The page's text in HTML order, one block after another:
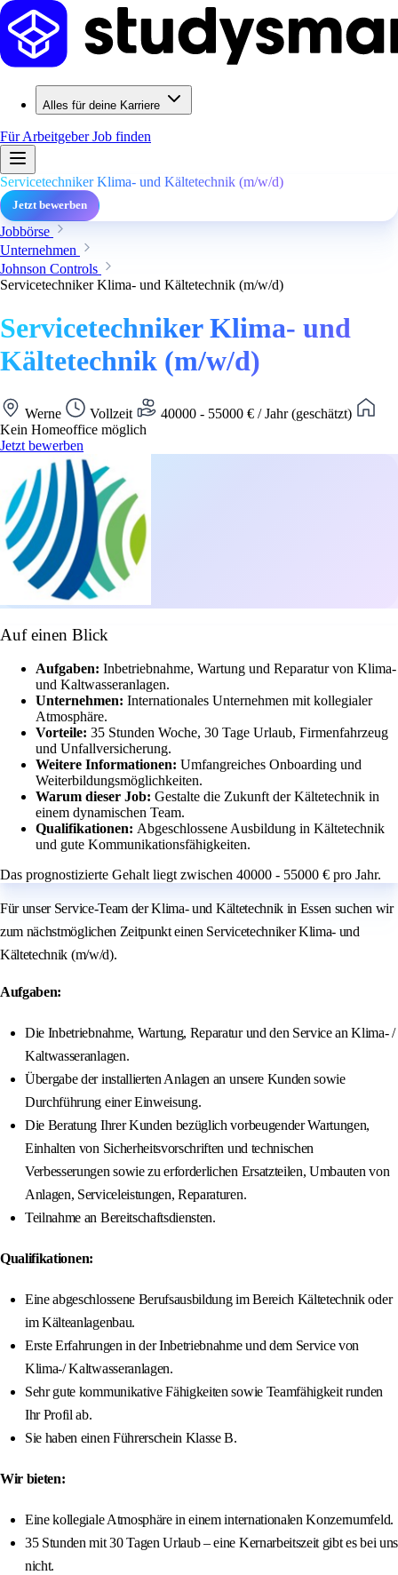
Alles für deine Karriere
Für ArbeitgeberJob finden
Servicetechniker Klima- und Kältetechnik (m/w/d)
Jetzt bewerben
Jobbörse
Unternehmen
Johnson Controls
Servicetechniker Klima- und Kältetechnik (m/w/d)
Servicetechniker Klima- und
Kältetechnik (m/w/d)
Werne Vollzeit
40000 - 55000 € / Jahr (geschätzt)
Kein Homeoffice möglich
Jetzt bewerben
Auf einen Blick
Aufgaben: Inbetriebnahme, Wartung und Reparatur von Klima-
und Kaltwasseranlagen.
Unternehmen: Internationales Unternehmen mit kollegialer
Atmosphäre.
Vorteile: 35 Stunden Woche, 30 Tage Urlaub, Firmenfahrzeug
und Unfallversicherung.
Weitere Informationen: Umfangreiches Onboarding und
Weiterbildungsmöglichkeiten.
Warum dieser Job: Gestalte die Zukunft der Kältetechnik in
einem dynamischen Team.
Qualifikationen: Abgeschlossene Ausbildung in Kältetechnik
und gute Kommunikationsfähigkeiten.
Das prognostizierte Gehalt liegt zwischen 40000 - 55000 € pro Jahr.
Für unser Service-Team der Klima- und Kältetechnik in Essen suchen wir
zum nächstmöglichen Zeitpunkt einen Servicetechniker Klima- und
Kältetechnik (m/w/d).
Aufgaben:
Die Inbetriebnahme, Wartung, Reparatur und den Service an Klima- /
Kaltwasseranlagen.
Übergabe der installierten Anlagen an unsere Kunden sowie
Durchführung einer Einweisung.
Die Beratung Ihrer Kunden bezüglich vorbeugender Wartungen,
Einhalten von Sicherheitsvorschriften und technischen
Verbesserungen sowie zu erforderlichen Ersatzteilen, Umbauten von
Anlagen, Serviceleistungen, Reparaturen.
Teilnahme an Bereitschaftsdiensten.
Qualifikationen:
Eine abgeschlossene Berufsausbildung im Bereich Kältetechnik oder
im Kälteanlagenbau.
Erste Erfahrungen in der Inbetriebnahme und dem Service von
Klima-/ Kaltwasseranlagen.
Sehr gute kommunikative Fähigkeiten sowie Teamfähigkeit runden
Ihr Profil ab.
Sie haben einen Führerschein Klasse B.
Wir bieten:
Eine kollegiale Atmosphäre in einem internationalen Konzernumfeld.
35 Stunden mit 30 Tagen Urlaub – eine Kernarbeitszeit gibt es bei uns
nicht.